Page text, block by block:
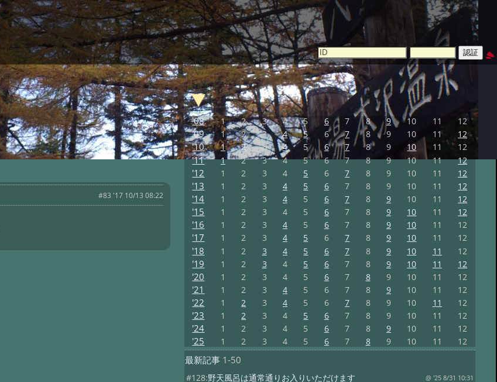
#83 '17 10/13 08:22
'08 1 2 3 4 5 6 7 8 9 10 11 12
'09 1 2 3 4 5 6 7 8 9 10 11 12
'10 1 2 3 4 5 6 7 8 9 10 11 12
'11 1 2 3 4 5 6 7 8 9 10 11 12
'12 1 2 3 4 5 6 7 8 9 10 11 12
'13 1 2 3 4 5 6 7 8 9 10 11 12
'14 1 2 3 4 5 6 7 8 9 10 11 12
'15 1 2 3 4 5 6 7 8 9 10 11 12
'16 1 2 3 4 5 6 7 8 9 10 11 12
'17 1 2 3 4 5 6 7 8 9 10 11 12
'18 1 2 3 4 5 6 7 8 9 10 11 12
'19 1 2 3 4 5 6 7 8 9 10 11 12
'20 1 2 3 4 5 6 7 8 9 10 11 12
'21 1 2 3 4 5 6 7 8 9 10 11 12
'22 1 2 3 4 5 6 7 8 9 10 11 12
'23 1 2 3 4 5 6 7 8 9 10 11 12
'24 1 2 3 4 5 6 7 8 9 10 11 12
'25 1 2 3 4 5 6 7 8 9 10 11 12
最新記事1-50
#128:野天風呂は通常通りお入りいただけます @ '25 8/31 10:31